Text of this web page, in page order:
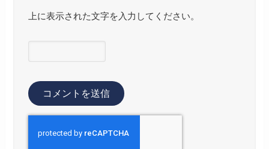
上に表示された文字を入力してください。